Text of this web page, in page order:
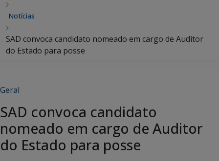
Notícias
SAD convoca candidato nomeado em cargo de Auditor
do Estado para posse
Geral
SAD convoca candidato
nomeado em cargo de Auditor
do Estado para posse